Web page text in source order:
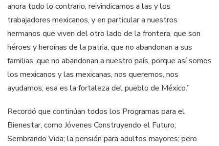
ahora todo lo contrario, reivindicamos a las y los
trabajadores mexicanos, y en particular a nuestros
hermanos que viven del otro lado de la frontera, que son
héroes y heroínas de la patria, que no abandonan a sus
familias, que no abandonan a nuestro país, porque así somos
los mexicanos y las mexicanas, nos queremos, nos
ayudamos; esa es la fortaleza del pueblo de México.”
Recordó que continúan todos los Programas para el
Bienestar, como Jóvenes Construyendo el Futuro;
Sembrando Vida; la pensión para adultos mayores; pero